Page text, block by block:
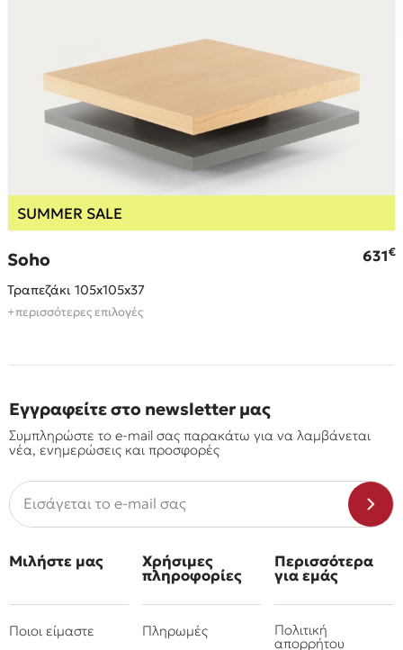
SUMMER SALE
Soho 631€
Τραπεζάκι 105x105x37
+περισσότερες επιλογές
Εγγραφείτε στο newsletter μας
Συμπληρώστε το e-mail σας παρακάτω για να λαμβάνεται
νέα, ενημερώσεις και προσφορές
Μιλήστε μας
Ποιοι είμαστε
Χρήσιμες
πληροφορίες
Πληρωμές
Περισσότερα
για εμάς
Πολιτική
απορρήτου